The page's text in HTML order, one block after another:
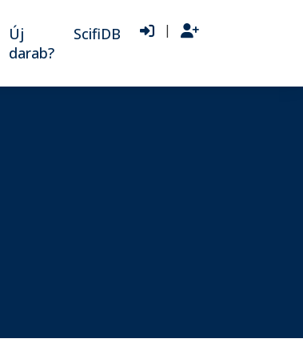
Új
darab?
ScifiDB |